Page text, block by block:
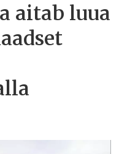
aitab luua